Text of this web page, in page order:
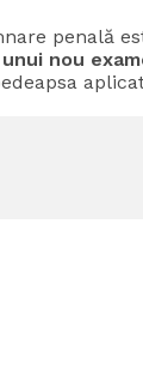
penală
nou